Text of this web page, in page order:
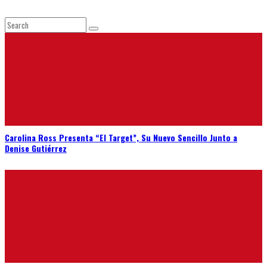
Carolina Ross Presenta “El Target”, Su Nuevo Sencillo Junto a
Denise Gutiérrez